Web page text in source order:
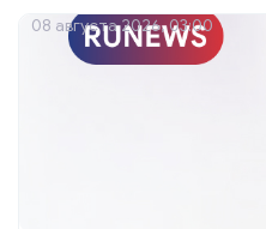
08 августа 2026, 03:00